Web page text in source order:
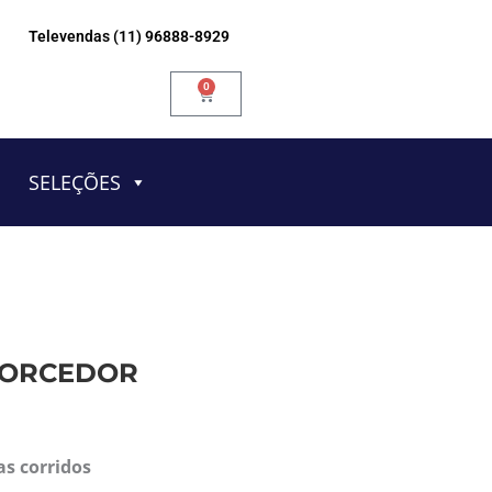
Televendas (11) 96888-8929
0
Carrinho
SELEÇÕES
corridos